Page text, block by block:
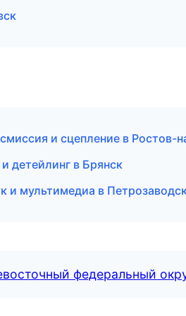
и сцепление в Ростов-
детейлинг в Брянск
и мультимедиа в
федеральный